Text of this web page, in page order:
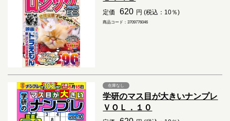
定価 620 円 (税込：10％)
商品コード：3709776046
在庫なし
学研のマス目が大きいナンプレ
ＶＯＬ．１０